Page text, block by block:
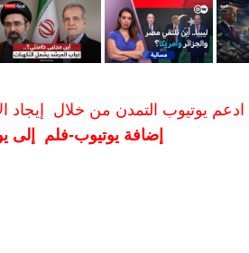
ادعم يوتيوب التمدن من خلال إيجاد
إضافة يوتيوب-فلم إلى